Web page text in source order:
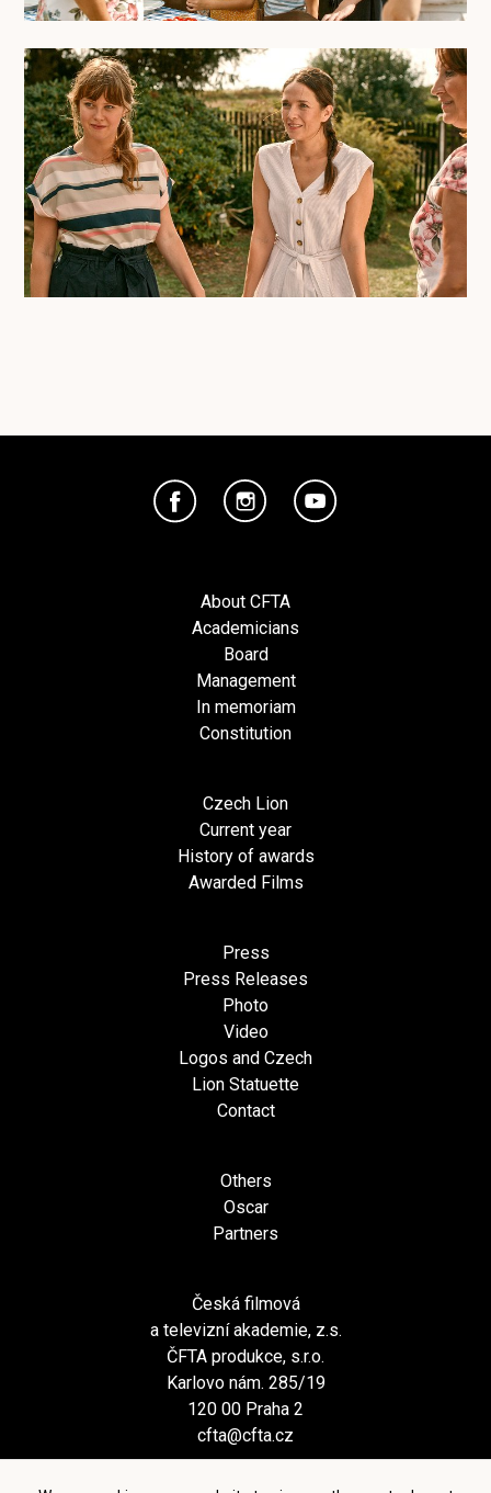
About CFTA
Academicians
Board
Management
In memoriam
Constitution
Czech Lion
Current year
History of awards
Awarded Films
Press
Press Releases
Photo
Video
Logos and Czech
Lion Statuette
Contact
Others
Oscar
Partners
Česká filmová
a televizní akademie, z.s.
ČFTA produkce, s.r.o.
Karlovo nám. 285/19
120 00 Praha 2
cfta@cfta.cz